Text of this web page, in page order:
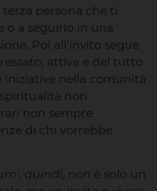
persona che ti
o a seguirlo in una
Poi all’invito segue
attiva e del tutto
iniziative nella comunità
non
non sempre
di chi vorrebbe
quindi, non è solo un